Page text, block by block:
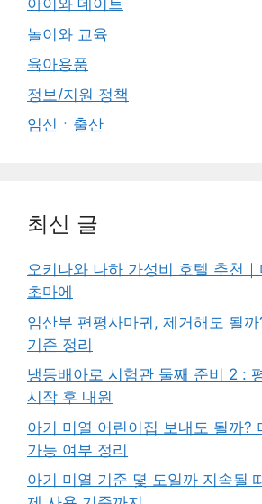
아이와 데이트
놀이와 교육
육아용품
정보/지원 정책
임신ㆍ출산
최신 글
오키나와 나하 가성비 호텔 추천
초마에
임산부 편평사마귀, 제거해도 될
기준 정리
냉동배아로 시험관 둘째 준비 2 :
시작 후 내원
아기 미열 어린이집 보내도 될까?
가능 여부 정리
아기 미열 기준 몇 도일까 지속될